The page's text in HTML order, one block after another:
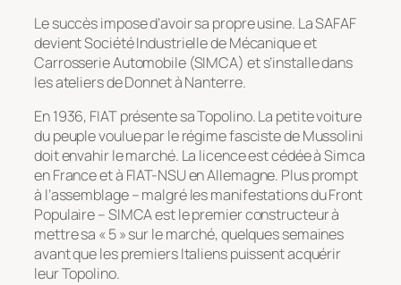
Le succès impose d’avoir sa propre usine. La SAFAF
devient Société Industrielle de Mécanique et
Carrosserie Automobile (SIMCA) et s’installe dans
les ateliers de Donnet à Nanterre.
En 1936, FIAT présente sa Topolino. La petite voiture
du peuple voulue par le régime fasciste de Mussolini
doit envahir le marché. La licence est cédée à Simca
en France et à FIAT-NSU en Allemagne. Plus prompt
à l’assemblage – malgré les manifestations du Front
Populaire – SIMCA est le premier constructeur à
mettre sa « 5 » sur le marché, quelques semaines
avant que les premiers Italiens puissent acquérir
leur Topolino.